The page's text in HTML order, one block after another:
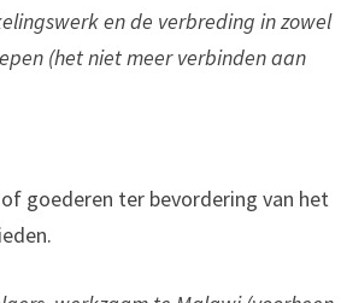
en de verbreding in zowel
(het niet meer verbinden aan
goederen ter bevordering van het